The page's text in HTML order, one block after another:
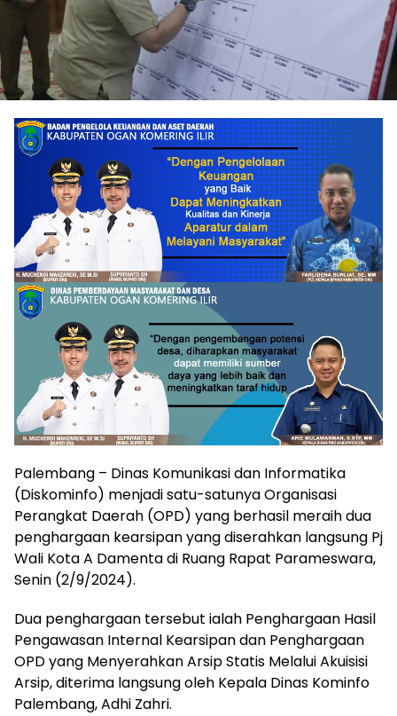
Palembang – Dinas Komunikasi dan Informatika
(Diskominfo) menjadi satu-satunya Organisasi
Perangkat Daerah (OPD) yang berhasil meraih dua
penghargaan kearsipan yang diserahkan langsung Pj
Wali Kota A Damenta di Ruang Rapat Parameswara,
Senin (2/9/2024).
Dua penghargaan tersebut ialah Penghargaan Hasil
Pengawasan Internal Kearsipan dan Penghargaan
OPD yang Menyerahkan Arsip Statis Melalui Akuisisi
Arsip, diterima langsung oleh Kepala Dinas Kominfo
Palembang, Adhi Zahri.